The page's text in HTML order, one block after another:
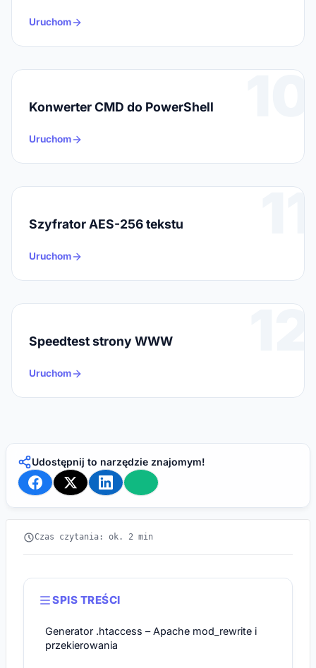
Uruchom
10
Konwerter CMD do PowerShell
Uruchom
11
Szyfrator AES-256 tekstu
Uruchom
12
Speedtest strony WWW
Uruchom
Udostępnij to narzędzie znajomym!
Czas czytania: ok. 2 min
SPIS TREŚCI
Generator .htaccess – Apache mod_rewrite i
przekierowania